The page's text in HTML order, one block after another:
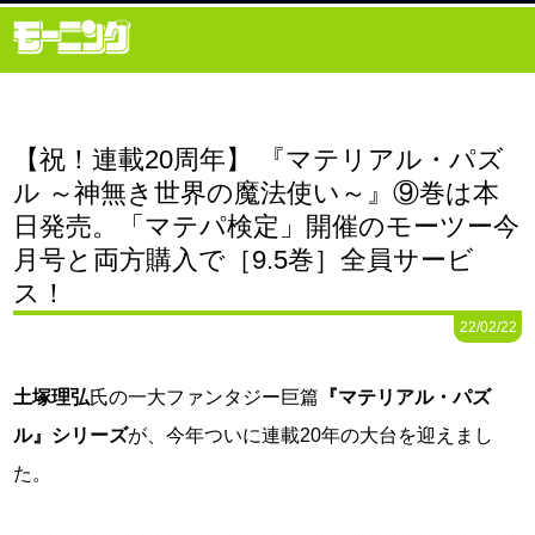
【祝！連載20周年】 『マテリアル・パズ
ル ～神無き世界の魔法使い～』⑨巻は本
日発売。「マテパ検定」開催のモーツー今
月号と両方購入で［9.5巻］全員サービ
ス！
22/02/22
土塚理弘氏の一大ファンタジー巨篇 『マテリアル・パズ
ル』シリーズが、今年ついに連載20年の大台を迎えまし
た。